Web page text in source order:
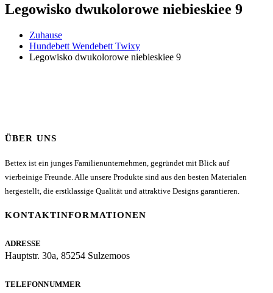
Legowisko dwukolorowe niebieskiee 9
Zuhause
Hundebett Wendebett Twixy
Legowisko dwukolorowe niebieskiee 9
ÜBER UNS
Bettex ist ein junges Familienunternehmen, gegründet mit Blick auf
vierbeinige Freunde. Alle unsere Produkte sind aus den besten Materialen
hergestellt, die erstklassige Qualität und attraktive Designs garantieren.
KONTAKTINFORMATIONEN
ADRESSE
Hauptstr. 30a, 85254 Sulzemoos
TELEFONNUMMER